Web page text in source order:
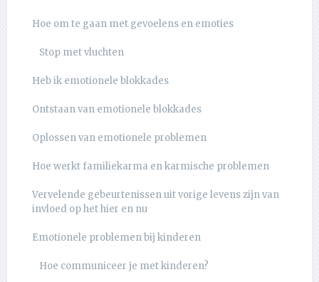
Hoe om te gaan met gevoelens en emoties
Stop met vluchten
Heb ik emotionele blokkades
Ontstaan van emotionele blokkades
Oplossen van emotionele problemen
Hoe werkt familiekarma en karmische problemen
Vervelende gebeurtenissen uit vorige levens zijn van
invloed op het hier en nu
Emotionele problemen bij kinderen
Hoe communiceer je met kinderen?